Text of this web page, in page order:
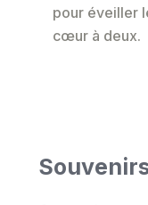
pour éveiller
cœur à deux.